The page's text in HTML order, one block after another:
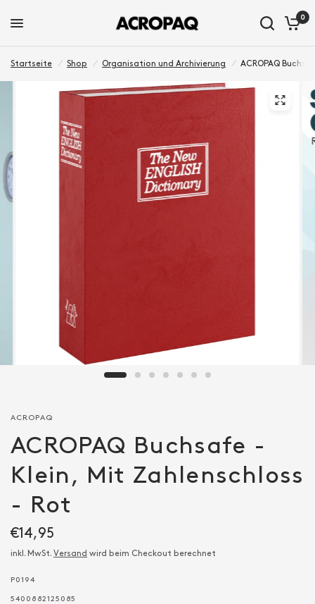
0
Startseite / Shop / Organisation und Archivierung / ACROPAQ
ACROPAQ
ACROPAQ Buchsafe -
Klein, Mit Zahlenschloss
- Rot
€14,95
inkl. MwSt. Versand wird beim Checkout berechnet
P0194
5400882125085